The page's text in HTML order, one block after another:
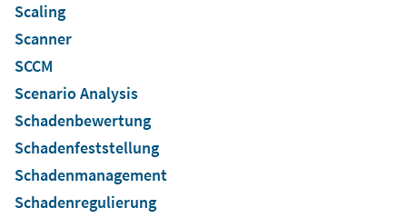
Scaling
Scanner
SCCM
Scenario Analysis
Schadenbewertung
Schadenfeststellung
Schadenmanagement
Schadenregulierung